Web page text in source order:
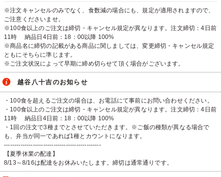
※注文キャンセルのみでなく、食数減の場合にも、規定が適用されますので、
ご注意くださいませ。
※100食以上のご注文は締切・キャンセル規定が異なります。注文締切：4日前
11時 納品日4日前：18：00以降 100%
※商品名に締切の記載がある商品に関しましては、変更締切・キャンセル規定
ともにそちらに準じます。
※ご注文状況によって早期に締め切らせて頂く場合がございます。
越谷八十吉のお知らせ
・100食を超えるご注文の場合は、お電話にて事前にお問い合わせください。
・100食以上のご注文は締切・キャンセル規定が異なります。注文締切：4日前
11時 納品日4日前：18：00以降 100%
・1回の注文で3種までとさせていただきます。※ご飯の種類が異なる場合で
も、弁当が同一であれば1種とカウントになります。
-----------------------------------------------
【夏季休業の配達】
8/13～8/16は配達をお休みいたします。締切は通常通りです。